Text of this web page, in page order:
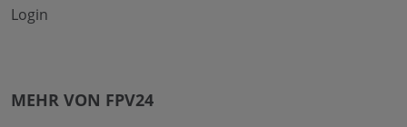
Login
MEHR VON FPV24